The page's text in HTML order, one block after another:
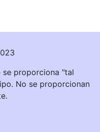
proporciona "tal
No se proporcionan